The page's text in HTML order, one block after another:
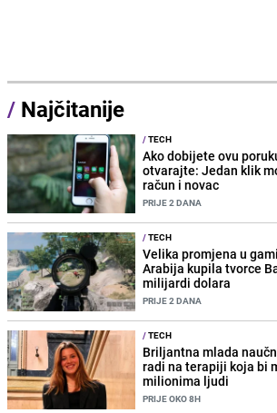
/ Najčitanije
/TECH
Ako dobijete ovu
otvarajte: Jedan klik
račun i novac
PRIJE 2 DANA
/TECH
Velika promjena u
Arabija kupila tvorce
milijardi dolara
PRIJE 2 DANA
/TECH
Briljantna mlada
radi na terapiji koja bi
milionima ljudi
PRIJE OKO 8H